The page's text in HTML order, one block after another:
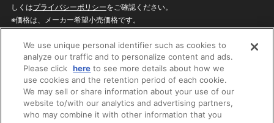
しくはプライバシーポリシーをご確認ください。
※価格は、メーカー希望小売価格です。
ざいますのでご了承ください。
privacypolicy
Do Not Sell or Share My
Personal Information
ウェブサイトご利用条件
ソーシャルメディアポリシー
個人情報保護方針
お問い合わせ
We use unique personal identifier such as cookies to
analyze our traffic and to personalize content and ads.
Please click here to see more details about how we
use cookies and the retention period of each cookie.
We may sell or share information about your use of our
website to/with our analytics and advertising partners,
who may combine it with other information that you